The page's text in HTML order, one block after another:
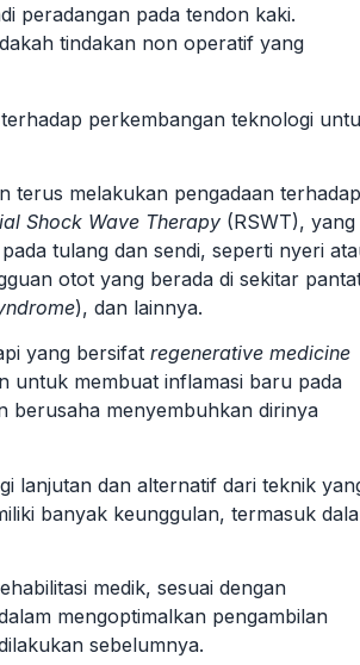
peradangan pada tendon kaki.
tindakan non operatif yang
terhadap perkembangan teknologi
terus melakukan pengadaan terhadap
Shock Wave Therapy (RSWT), yang
tulang dan sendi, seperti nyeri
otot yang berada di sekitar
), dan lainnya.
yang bersifat regenerative medicine
untuk membuat inflamasi baru pada
berusaha menyembuhkan dirinya
lanjutan dan alternatif dari teknik
banyak keunggulan, termasuk
medik, sesuai dengan
mengoptimalkan pengambilan
sebelumnya.